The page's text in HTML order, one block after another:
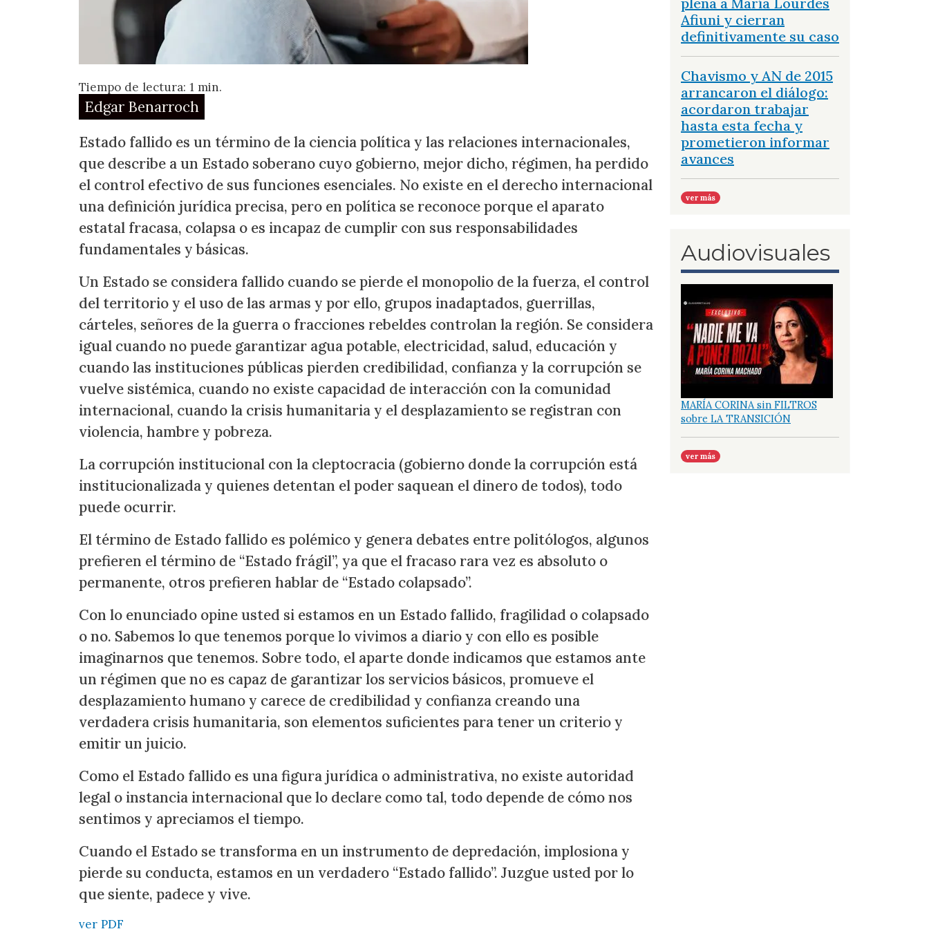
Tiempo de lectura: 1 min.
Edgar Benarroch
Estado fallido es un término de la ciencia política y las relaciones internacionales,
que describe a un Estado soberano cuyo gobierno, mejor dicho, régimen, ha perdido
el control efectivo de sus funciones esenciales. No existe en el derecho internacional
una definición jurídica precisa, pero en política se reconoce porque el aparato
estatal fracasa, colapsa o es incapaz de cumplir con sus responsabilidades
fundamentales y básicas.
Un Estado se considera fallido cuando se pierde el monopolio de la fuerza, el control
del territorio y el uso de las armas y por ello, grupos inadaptados, guerrillas,
cárteles, señores de la guerra o fracciones rebeldes controlan la región. Se considera
igual cuando no puede garantizar agua potable, electricidad, salud, educación y
cuando las instituciones públicas pierden credibilidad, confianza y la corrupción se
vuelve sistémica, cuando no existe capacidad de interacción con la comunidad
internacional, cuando la crisis humanitaria y el desplazamiento se registran con
violencia, hambre y pobreza.
La corrupción institucional con la cleptocracia (gobierno donde la corrupción está
institucionalizada y quienes detentan el poder saquean el dinero de todos), todo
puede ocurrir.
El término de Estado fallido es polémico y genera debates entre politólogos, algunos
prefieren el término de “Estado frágil”, ya que el fracaso rara vez es absoluto o
permanente, otros prefieren hablar de “Estado colapsado”.
Con lo enunciado opine usted si estamos en un Estado fallido, fragilidad o colapsado
o no. Sabemos lo que tenemos porque lo vivimos a diario y con ello es posible
imaginarnos que tenemos. Sobre todo, el aparte donde indicamos que estamos ante
un régimen que no es capaz de garantizar los servicios básicos, promueve el
desplazamiento humano y carece de credibilidad y confianza creando una
verdadera crisis humanitaria, son elementos suficientes para tener un criterio y
emitir un juicio.
Como el Estado fallido es una figura jurídica o administrativa, no existe autoridad
legal o instancia internacional que lo declare como tal, todo depende de cómo nos
sentimos y apreciamos el tiempo.
Cuando el Estado se transforma en un instrumento de depredación, implosiona y
pierde su conducta, estamos en un verdadero “Estado fallido”. Juzgue usted por lo
que siente, padece y vive.
ver PDF
Afiuni y cierran
definitivamente su caso
Chavismo y AN de 2015
arrancaron el diálogo:
acordaron trabajar
hasta esta fecha y
prometieron informar
avances
ver más
Audiovisuales
MARÍA CORINA sin FILTROS
sobre LA TRANSICIÓN
ver más